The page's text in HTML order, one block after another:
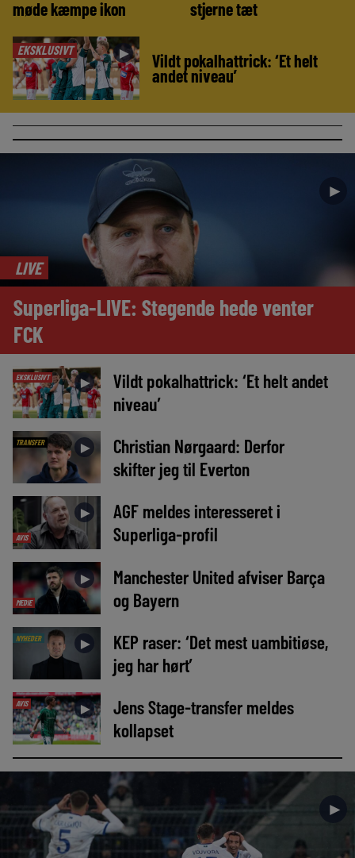
møde kæmpe ikon stjerne tæt
EKSKLUSIVT ► Vildt pokalhattrick: ‘Et helt
andet niveau’
►
LIVE
Superliga-LIVE: Stegende hede venter
FCK
EKSKLUSIVT ►
Vildt pokalhattrick: ‘Et helt andet
niveau’
TRANSFER ►
Christian Nørgaard: Derfor
skifter jeg til Everton
AVIS
►
AGF meldes interesseret i
Superliga-profil
MEDIE
►
Manchester United afviser Barça
og Bayern
NYHEDER ►
KEP raser: ‘Det mest uambitiøse,
jeg har hørt’
AVIS ►
Jens Stage-transfer meldes
kollapset
►